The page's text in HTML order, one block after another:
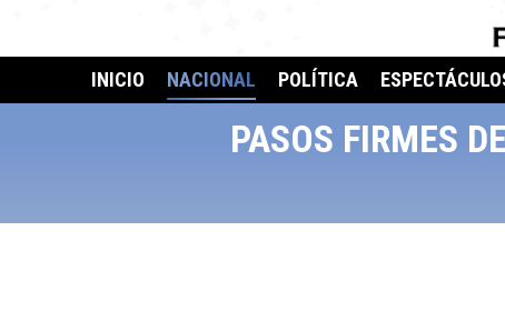
INICIO NACIONAL POLÍTICA
PASOS FIRMES